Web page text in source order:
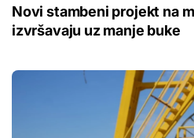
Novi stambeni projekt na
izvršavaju uz manje buke